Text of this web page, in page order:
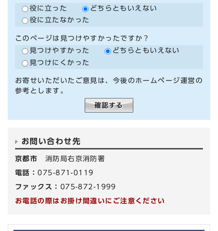
役に立った
どちらともいえない
役に立たなかった
このページは見つけやすかったですか？
見つけやすかった
どちらともいえない
見つけにくかった
お寄せいただいたご意見は、今後のホームページ運営の
参考とします。
お問い合わせ先
京都市 消防局右京消防署
電話：075-871-0119
ファックス： 075-872-1999
お電話の際はお掛け間違いにご注意ください